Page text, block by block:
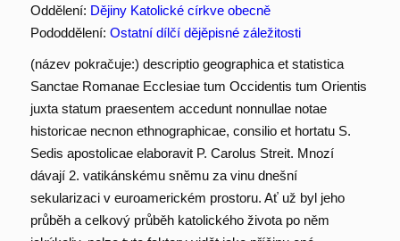
Oddělení: Dějiny Katolické církve obecně
Pododdělení: Ostatní dílčí dějěpisné záležitosti
(název pokračuje:) descriptio geographica et statistica
Sanctae Romanae Ecclesiae tum Occidentis tum Orientis
juxta statum praesentem accedunt nonnullae notae
historicae necnon ethnographicae, consilio et hortatu S.
Sedis apostolicae elaboravit P. Carolus Streit. Mnozí
dávají 2. vatikánskému sněmu za vinu dnešní
sekularizaci v euroamerickém prostoru. Ať už byl jeho
průběh a celkový průběh katolického života po něm